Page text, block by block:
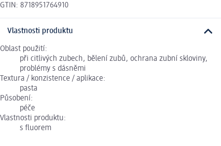
GTIN: 8718951764910
Vlastnosti produktu
Oblast použití:
při citlivých zubech, bělení zubů, ochrana zubní skloviny,
problémy s dásněmi
Textura / konzistence / aplikace:
pasta
Působení:
péče
Vlastnosti produktu:
s fluorem